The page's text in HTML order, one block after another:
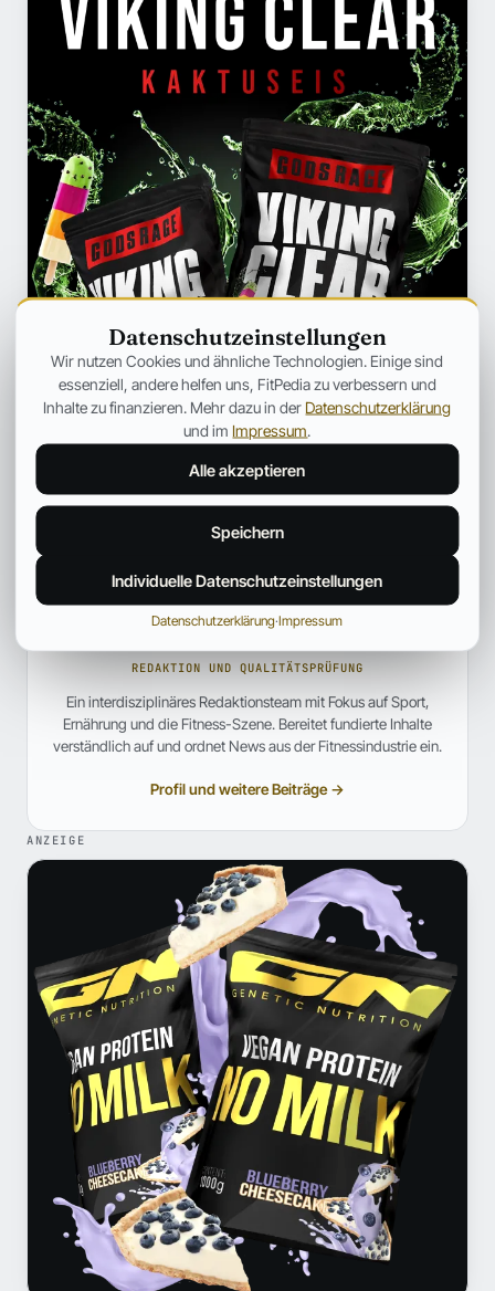
Fitpedia Redaktionsteam
REDAKTION UND QUALITÄTSPRÜFUNG
Ein interdisziplinäres Redaktionsteam mit Fokus auf Sport,
Ernährung und die Fitness-Szene. Bereitet fundierte Inhalte
verständlich auf und ordnet News aus der Fitnessindustrie ein.
Profil und weitere Beiträge →
ANZEIGE
Datenschutzeinstellungen
Wir nutzen Cookies und ähnliche Technologien. Einige sind
essenziell, andere helfen uns, FitPedia zu verbessern und
Inhalte zu finanzieren. Mehr dazu in der Datenschutzerklärung
und im Impressum.
Alle akzeptieren
Speichern
Individuelle Datenschutzeinstellungen
Datenschutzerklärung·Impressum